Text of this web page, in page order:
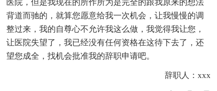
医院，但是我现在的所作所为是完全的跟我原来的想法
背道而驰的，就算您愿意给我一次机会，让我慢慢的调
整过来，我的自尊心不允许我这么做，我觉得我让您，
让医院失望了，我已经没有任何资格在这待下去了，还
望您成全，找机会批准我的辞职申请吧。
辞职人：xxx